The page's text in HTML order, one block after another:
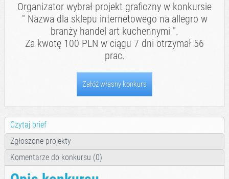
Organizator wybrał projekt graficzny w konkursie
" Nazwa dla sklepu internetowego na allegro w
branży handel art kuchennymi ".
Za kwotę 100 PLN w ciągu 7 dni otrzymał 56
prac.
Załóż własny konkurs
Czytaj brief
Zgłoszone projekty
Komentarze do konkursu (0)